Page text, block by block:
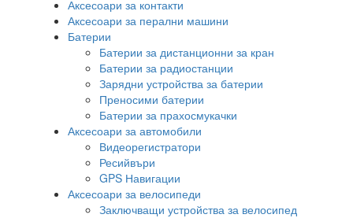
Аксесоари за контакти
Аксесоари за перални машини
Батерии
Батерии за дистанционни за кран
Батерии за радиостанции
Зарядни устройства за батерии
Преносими батерии
Батерии за прахосмукачки
Аксесоари за автомобили
Видеорегистратори
Ресийвъри
GPS Навигации
Аксесоари за велосипеди
Заключващи устройства за велосипед